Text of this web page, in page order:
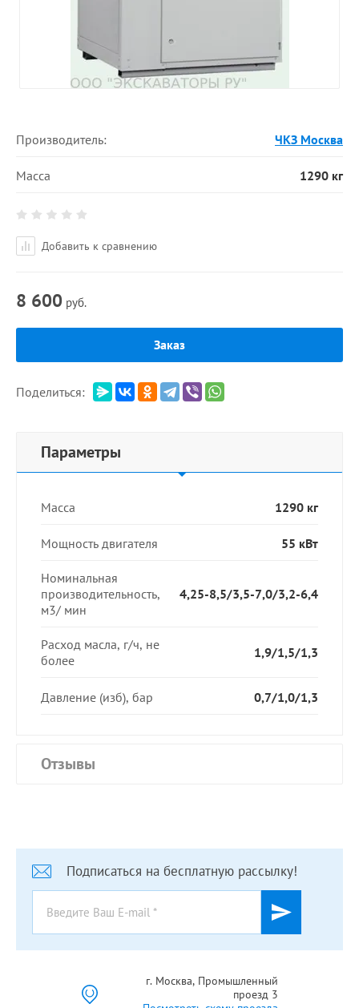
Производитель: ЧКЗ Москва
Масса 1290 кг
Добавить к сравнению
8 600 руб.
Заказ
Поделиться:
Параметры
Масса 1290 кг
Мощность двигателя 55 кВт
Номинальная
производительность,
м3/ мин
4,25-8,5/3,5-7,0/3,2-6,4
Расход масла, г/ч, не
более
1,9/1,5/1,3
Давление (изб), бар 0,7/1,0/1,3
Отзывы
Подписаться на бесплатную рассылку!
г. Москва, Промышленный
проезд 3